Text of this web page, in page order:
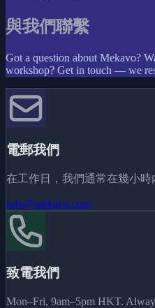
與我們聯繫
Got a question about Mekavo?
workshop? Get in touch — we
電郵我們
在工作日，我們通常在幾小時
info@mekavo.com
致電我們
Mon–Fri, 9am–5pm HKT.